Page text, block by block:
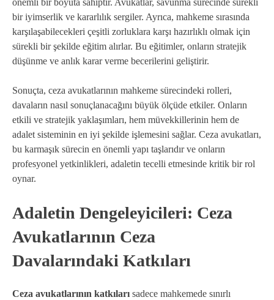
bir iyimserlik ve kararlılık sergiler. Ayrıca, mahkeme sırasında
karşılaşabilecekleri çeşitli zorluklara karşı hazırlıklı olmak için
sürekli bir şekilde eğitim alırlar. Bu eğitimler, onların stratejik
düşünme ve anlık karar verme becerilerini geliştirir.
Sonuçta, ceza avukatlarının mahkeme sürecindeki rolleri,
davaların nasıl sonuçlanacağını büyük ölçüde etkiler. Onların
etkili ve stratejik yaklaşımları, hem müvekkillerinin hem de
adalet sisteminin en iyi şekilde işlemesini sağlar. Ceza avukatları,
bu karmaşık sürecin en önemli yapı taşlarıdır ve onların
profesyonel yetkinlikleri, adaletin tecelli etmesinde kritik bir rol
oynar.
Adaletin Dengeleyicileri: Ceza
Avukatlarının Ceza
Davalarındaki Katkıları
Ceza avukatlarının katkıları sadece mahkemede sınırlı